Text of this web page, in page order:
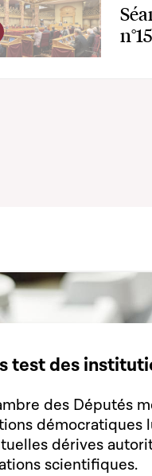
test des
des Députés
démocratiques
dérives
scientifiques.